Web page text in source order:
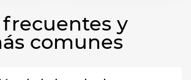
frecuentes y
comunes